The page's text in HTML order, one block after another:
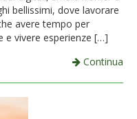
bellissimi, dove lavorare
avere tempo per
e vivere esperienze […]
Continua